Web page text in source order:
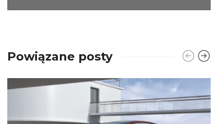
Powiązane posty